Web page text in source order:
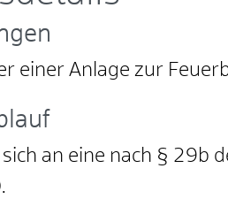
einer Anlage zur
an eine nach § 29b